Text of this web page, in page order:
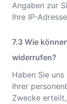
Angaben zur
Ihre IP-
Wie
widerrufen?
Haben Sie
Ihrer
Zwecke